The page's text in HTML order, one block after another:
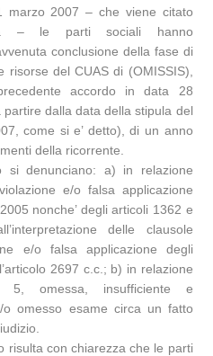
marzo 2007 – che viene citato
– le parti sociali hanno
conclusione della fase di
risorse del CUAS di (OMISSIS),
accordo in data 28
dalla data della stipula del
come si e’ detto), di un anno
della ricorrente.
si denunciano: a) in relazione
e/o falsa applicazione
nonche’ degli articoli 1362 e
delle clausole
e/o falsa applicazione degli
2697 c.c.; b) in relazione
5, omessa, insufficiente e
o omesso esame circa un fatto
risulta con chiarezza che le parti